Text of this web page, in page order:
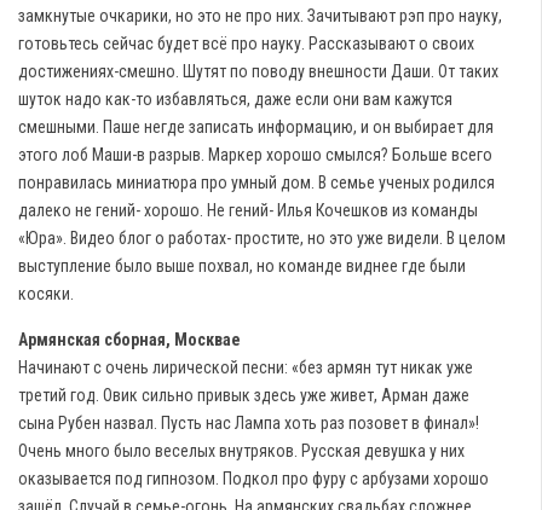
замкнутые очкарики, но это не про них. Зачитывают рэп про науку,
готовьтесь сейчас будет всё про науку. Рассказывают о своих
достижениях-смешно. Шутят по поводу внешности Даши. От таких
шуток надо как-то избавляться, даже если они вам кажутся
смешными. Паше негде записать информацию, и он выбирает для
этого лоб Маши-в разрыв. Маркер хорошо смылся? Больше всего
понравилась миниатюра про умный дом. В семье ученых родился
далеко не гений- хорошо. Не гений- Илья Кочешков из команды
«Юра». Видео блог о работах- простите, но это уже видели. В целом
выступление было выше похвал, но команде виднее где были
косяки.
Армянская сборная, Москвае
Начинают с очень лирической песни: «без армян тут никак уже
третий год. Овик сильно привык здесь уже живет, Арман даже
сына Рубен назвал. Пусть нас Лампа хоть раз позовет в финал»!
Очень много было веселых внутряков. Русская девушка у них
оказывается под гипнозом. Подкол про фуру с арбузами хорошо